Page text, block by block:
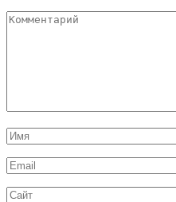
Комментарий
Имя
Email
Сайт